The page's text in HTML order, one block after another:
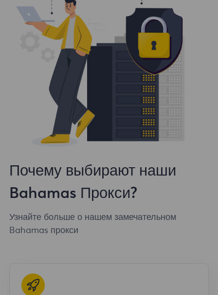
Почему выбирают наши
Bahamas Прокси?
Узнайте больше о нашем замечательном
Bahamas прокси